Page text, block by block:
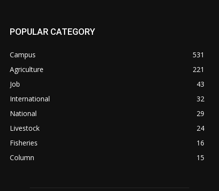
POPULAR CATEGORY
Campus
531
Agriculture
221
Job
43
International
32
National
29
Livestock
24
Fisheries
16
Column
15